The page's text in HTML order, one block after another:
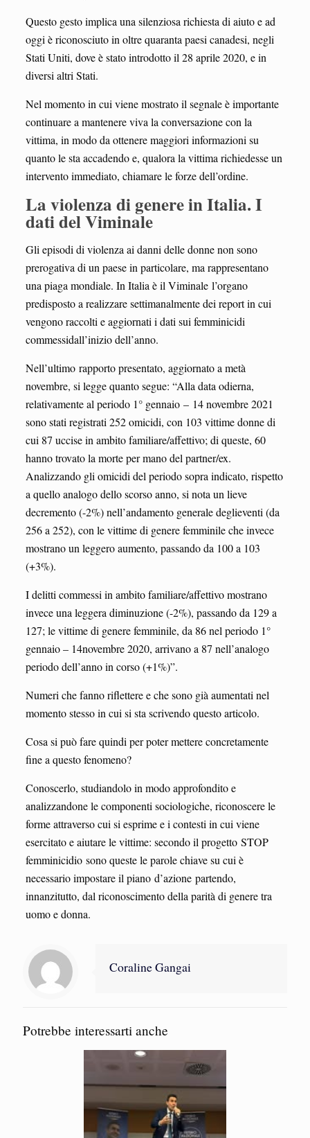
Questo gesto implica una silenziosa richiesta di aiuto e ad
oggi è riconosciuto in oltre quaranta paesi canadesi, negli
Stati Uniti, dove è stato introdotto il 28 aprile 2020, e in
diversi altri Stati.
Nel momento in cui viene mostrato il segnale è importante
continuare a mantenere viva la conversazione con la
vittima, in modo da ottenere maggiori informazioni su
quanto le sta accadendo e, qualora la vittima richiedesse un
intervento immediato, chiamare le forze dell’ordine.
La violenza di genere in Italia. I
dati del Viminale
Gli episodi di violenza ai danni delle donne non sono
prerogativa di un paese in particolare, ma rappresentano
una piaga mondiale. In Italia è il Viminale l’organo
predisposto a realizzare settimanalmente dei report in cui
vengono raccolti e aggiornati i dati sui femminicidi
commessidall’inizio dell’anno.
Nell’ultimo rapporto presentato, aggiornato a metà
novembre, si legge quanto segue: “Alla data odierna,
relativamente al periodo 1° gennaio – 14 novembre 2021
sono stati registrati 252 omicidi, con 103 vittime donne di
cui 87 uccise in ambito familiare/affettivo; di queste, 60
hanno trovato la morte per mano del partner/ex.
Analizzando gli omicidi del periodo sopra indicato, rispetto
a quello analogo dello scorso anno, si nota un lieve
decremento (-2%) nell’andamento generale deglieventi (da
256 a 252), con le vittime di genere femminile che invece
mostrano un leggero aumento, passando da 100 a 103
(+3%).
I delitti commessi in ambito familiare/affettivo mostrano
invece una leggera diminuzione (-2%), passando da 129 a
127; le vittime di genere femminile, da 86 nel periodo 1°
gennaio – 14novembre 2020, arrivano a 87 nell’analogo
periodo dell’anno in corso (+1%)”.
Numeri che fanno riflettere e che sono già aumentati nel
momento stesso in cui si sta scrivendo questo articolo.
Cosa si può fare quindi per poter mettere concretamente
fine a questo fenomeno?
Conoscerlo, studiandolo in modo approfondito e
analizzandone le componenti sociologiche, riconoscere le
forme attraverso cui si esprime e i contesti in cui viene
esercitato e aiutare le vittime: secondo il progetto STOP
femminicidio sono queste le parole chiave su cui è
necessario impostare il piano d’azione partendo,
innanzitutto, dal riconoscimento della parità di genere tra
uomo e donna.
Coraline Gangai
Potrebbe interessarti anche